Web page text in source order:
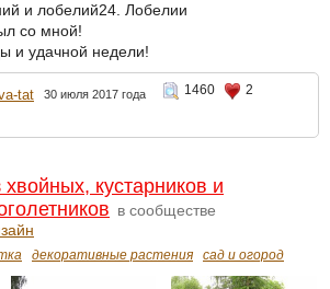
и лобелий24. Лобелии
со мной!
и удачной недели!
tat 30 июля 2017 года 1460
2
кустарников и
в сообществе
декоративные растения сад и огород